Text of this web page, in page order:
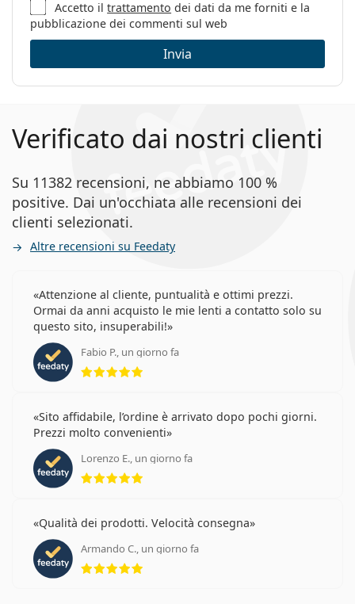
Accetto iltrattamento dei dati da me forniti e la
pubblicazione dei commenti sul web
Invia
Verificato dai nostri clienti
Su 11382 recensioni, ne abbiamo 100 %
positive. Dai un'occhiata alle recensioni dei
clienti selezionati.
Altre recensioni su Feedaty
Attenzione al cliente, puntualità e ottimi prezzi.
Ormai da anni acquisto le mie lenti a contatto solo su
questo sito, insuperabili!
Fabio P., un giorno fa
Sito affidabile, l’ordine è arrivato dopo pochi giorni.
Prezzi molto convenienti
Lorenzo E., un giorno fa
valutazione 5 di 5
Qualità dei prodotti. Velocità consegna
Armando C., un giorno fa
valutazione 5 di 5